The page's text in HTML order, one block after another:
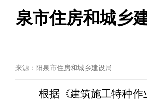
泉市住房和城乡
来源： 阳泉市住房和城乡建设局
根据《建筑施工特种作